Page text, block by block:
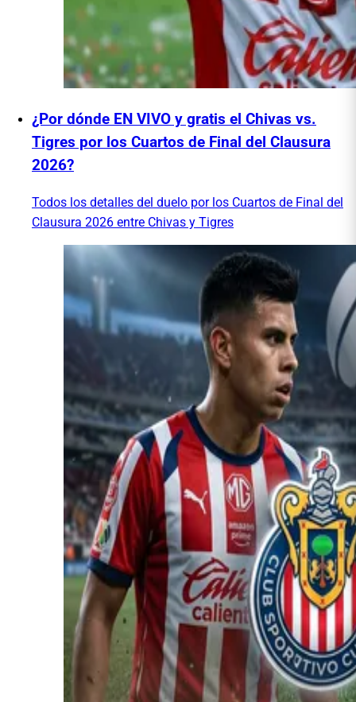
¿Por dónde EN VIVO y gratis el Chivas vs.
Tigres por los Cuartos de Final del Clausura
2026?
Todos los detalles del duelo por los Cuartos de Final del
Clausura 2026 entre Chivas y Tigres